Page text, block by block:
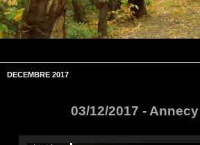
DECEMBRE 2017
03/12/2017 -